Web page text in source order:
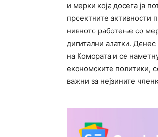
и мерки која досега ја
проектните активности
нивното работење со
дигитални алатки.
на Комората и се
економските политики,
важни за нејзините